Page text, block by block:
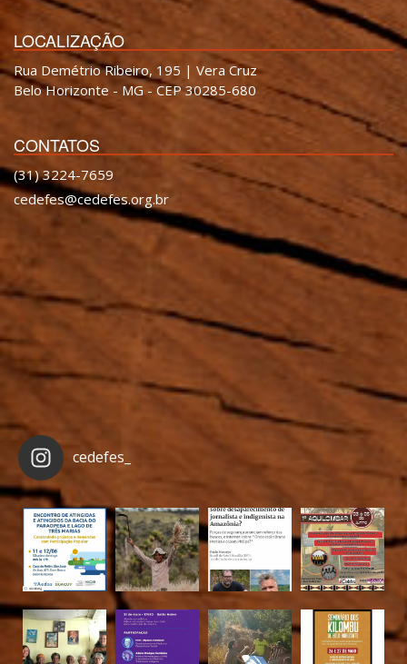
LOCALIZAÇÃO
Rua Demétrio Ribeiro, 195 | Vera Cruz
Belo Horizonte - MG - CEP 30285-680
CONTATOS
(31) 3224-7659
cedefes@cedefes.org.br
cedefes_